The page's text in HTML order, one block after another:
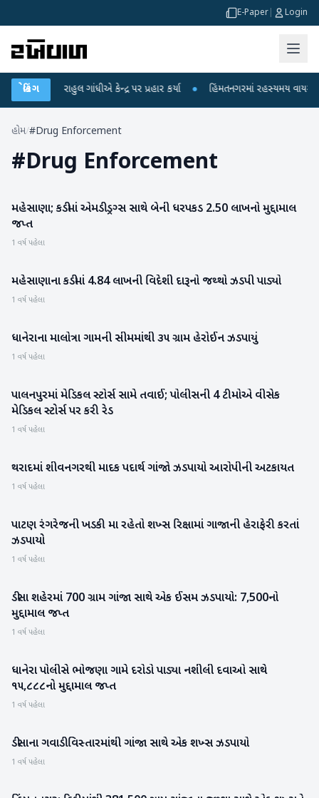
E-Paper Login
બ્રેકિંગ
પર રાહુલ ગાંધીએ કેન્દ્ર પર પ્રહાર કર્યા ● હિંમતનગરમાં રહસ્યમય વાયરસ કે
હોમ/#Drug Enforcement
#Drug Enforcement
મહેસાણા
મહેસાણા; કડીમાં એમડી ડ્રગ્સ સાથે બેની ધરપકડ 2.50 લાખનો મુદ્દામાલ
જપ્ત
1 વર્ષ પહેલા
મહેસાણા
મહેસાણાના કડીમાં 4.84 લાખની વિદેશી દારૂનો જથ્થો ઝડપી પાડ્યો
1 વર્ષ પહેલા
બનાસકાંઠા
ધાનેરાના માલોત્રા ગામની સીમમાંથી ૩૫ ગ્રામ હેરોઈન ઝડપાયું
1 વર્ષ પહેલા
બનાસકાંઠા
પાલનપુરમાં મેડિકલ સ્ટોર્સ સામે તવાઈ; પોલીસની 4 ટીમોએ વીસેક
મેડિકલ સ્ટોર્સ પર કરી રેડ
1 વર્ષ પહેલા
બનાસકાંઠા
થરાદમાં શીવનગરથી માદક પદાર્થ ગાંજો ઝડપાયો આરોપીની અટકાયત
1 વર્ષ પહેલા
પાટણ
પાટણ રંગરેજની ખડકી મા રહેતો શખ્સ રિક્ષામાં ગાજાની હેરાફેરી કરતાં
ઝડપાયો
1 વર્ષ પહેલા
બનાસકાંઠા
ડીસા શહેરમાં 700 ગ્રામ ગાંજા સાથે એક ઈસમ ઝડપાયો: 7,500નો
મુદ્દામાલ જપ્ત
1 વર્ષ પહેલા
બનાસકાંઠા
ધાનેરા પોલીસે ભોજણા ગામે દરોડો પાડ્યા નશીલી દવાઓ સાથે
૧૫,૮૮૮નો મુદ્દામાલ જપ્ત
1 વર્ષ પહેલા
બનાસકાંઠા
ડીસાના ગવાડી વિસ્તારમાંથી ગાંજા સાથે એક શખ્સ ઝડપાયો
1 વર્ષ પહેલા